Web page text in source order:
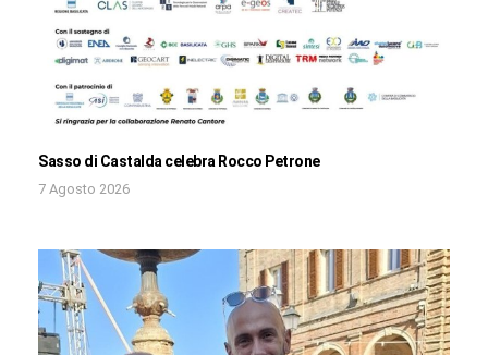
Sasso di Castalda celebra Rocco Petrone
7 Agosto 2026